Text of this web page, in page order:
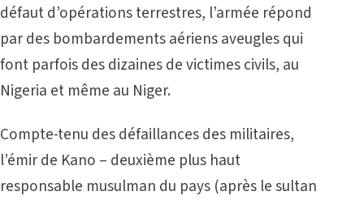
défaut d’opérations terrestres, l’armée répond
par des bombardements aériens aveugles qui
font parfois des dizaines de victimes civils, au
Nigeria et même au Niger.
Compte-tenu des défaillances des militaires,
l’émir de Kano – deuxième plus haut
responsable musulman du pays (après le sultan